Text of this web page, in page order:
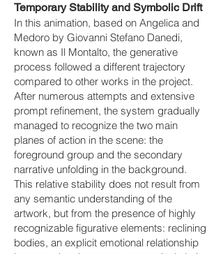
Temporary Stability and Symbolic Drift
In this animation, based on Angelica and
Medoro by Giovanni Stefano Danedi,
known as Il Montalto, the generative
process followed a different trajectory
compared to other works in the project.
After numerous attempts and extensive
prompt refinement, the system gradually
managed to recognize the two main
planes of action in the scene: the
foreground group and the secondary
narrative unfolding in the background.
This relative stability does not result from
any semantic understanding of the
artwork, but from the presence of highly
recognizable figurative elements: reclining
bodies, an explicit emotional relationship